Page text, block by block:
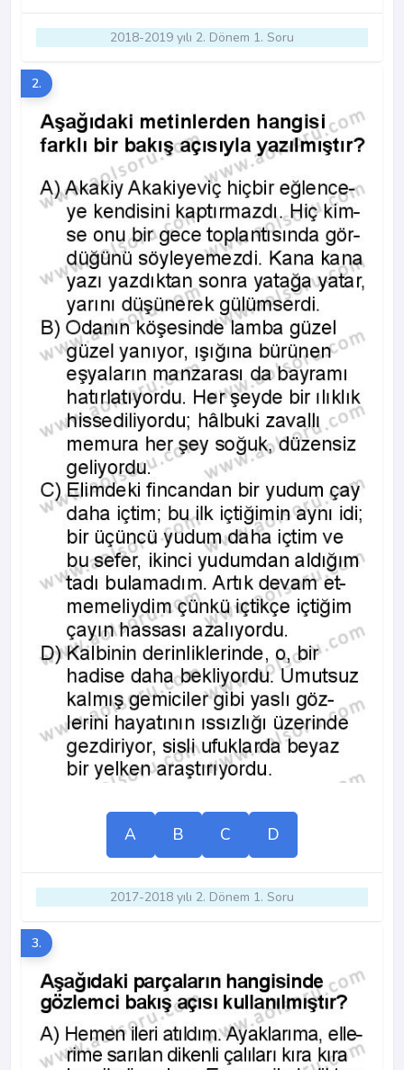
2018-2019 yılı 2. Dönem 1. Soru
2.
A B C D
2017-2018 yılı 2. Dönem 1. Soru
3.